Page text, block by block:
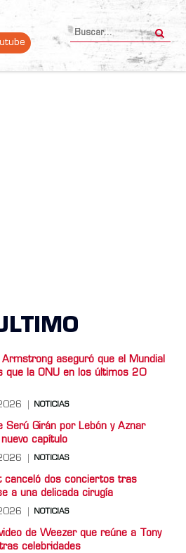
Armstrong aseguró que el Mundial
que la ONU en los últimos 20
NOTICIAS
Serú Girán por Lebón y Aznar
capítulo
NOTICIAS
canceló dos conciertos tras
a una delicada cirugía
NOTICIAS
de Weezer que reúne a Tony
celebridades